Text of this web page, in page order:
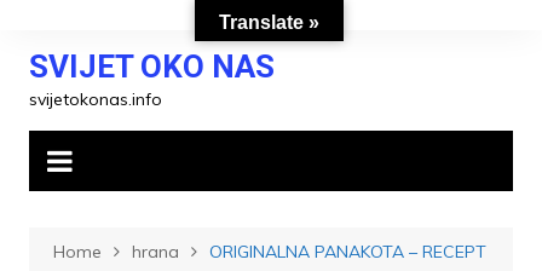
contentSVIJET OKO NAS
svijetokonas.info
Home hrana ORIGINALNA PANAKOTA – RECEPT
Translate »